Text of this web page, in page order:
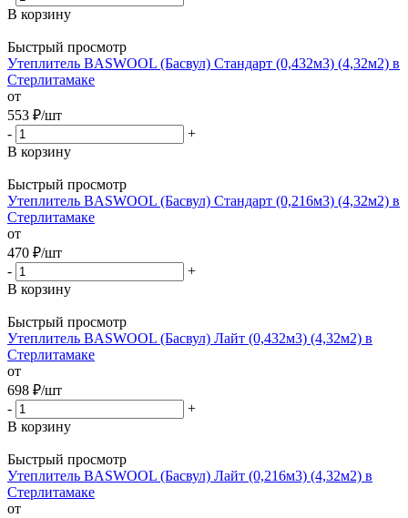
В корзину
Быстрый просмотр
Утеплитель BASWOOL (Басвул) Стандарт (0,432м3) (4,32м2) в
Стерлитамаке
от
553 ₽/шт
-
+
В корзину
Быстрый просмотр
Утеплитель BASWOOL (Басвул) Стандарт (0,216м3) (4,32м2) в
Стерлитамаке
от
470 ₽/шт
-
+
В корзину
Быстрый просмотр
Утеплитель BASWOOL (Басвул) Лайт (0,432м3) (4,32м2) в
Стерлитамаке
от
698 ₽/шт
-
+
В корзину
Быстрый просмотр
Утеплитель BASWOOL (Басвул) Лайт (0,216м3) (4,32м2) в
Стерлитамаке
от